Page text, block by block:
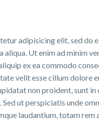
adipisicing elit, sed do
Ut enim ad minim
ex ea commodo
velit esse cillum dolore
non proident, sunt
ut perspiciatis unde
laudantium, totam rem